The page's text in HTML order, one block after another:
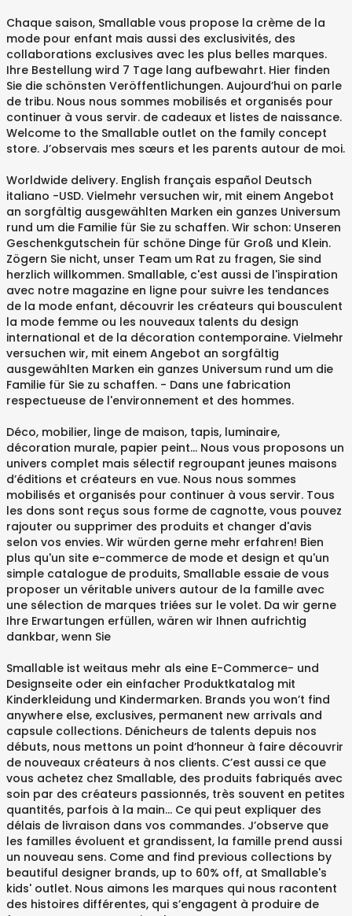
Chaque saison, Smallable vous propose la crème de la
mode pour enfant mais aussi des exclusivités, des
collaborations exclusives avec les plus belles marques.
Ihre Bestellung wird 7 Tage lang aufbewahrt. Hier finden
Sie die schönsten Veröffentlichungen. Aujourd’hui on parle
de tribu. Nous nous sommes mobilisés et organisés pour
continuer à vous servir. de cadeaux et listes de naissance.
Welcome to the Smallable outlet on the family concept
store. J’observais mes sœurs et les parents autour de moi.
Worldwide delivery. English français español Deutsch
italiano -USD. Vielmehr versuchen wir, mit einem Angebot
an sorgfältig ausgewählten Marken ein ganzes Universum
rund um die Familie für Sie zu schaffen. Wir schon: Unseren
Geschenkgutschein für schöne Dinge für Groß und Klein.
Zögern Sie nicht, unser Team um Rat zu fragen, Sie sind
herzlich willkommen. Smallable, c'est aussi de l'inspiration
avec notre magazine en ligne pour suivre les tendances
de la mode enfant, découvrir les créateurs qui bousculent
la mode femme ou les nouveaux talents du design
international et de la décoration contemporaine. Vielmehr
versuchen wir, mit einem Angebot an sorgfältig
ausgewählten Marken ein ganzes Universum rund um die
Familie für Sie zu schaffen. - Dans une fabrication
respectueuse de l'environnement et des hommes.
Déco, mobilier, linge de maison, tapis, luminaire,
décoration murale, papier peint… Nous vous proposons un
univers complet mais sélectif regroupant jeunes maisons
d’éditions et créateurs en vue. Nous nous sommes
mobilisés et organisés pour continuer à vous servir. Tous
les dons sont reçus sous forme de cagnotte, vous pouvez
rajouter ou supprimer des produits et changer d'avis
selon vos envies. Wir würden gerne mehr erfahren! Bien
plus qu'un site e-commerce de mode et design et qu'un
simple catalogue de produits, Smallable essaie de vous
proposer un véritable univers autour de la famille avec
une sélection de marques triées sur le volet. Da wir gerne
Ihre Erwartungen erfüllen, wären wir Ihnen aufrichtig
dankbar, wenn Sie
Smallable ist weitaus mehr als eine E-Commerce- und
Designseite oder ein einfacher Produktkatalog mit
Kinderkleidung und Kindermarken. Brands you won’t find
anywhere else, exclusives, permanent new arrivals and
capsule collections. Dénicheurs de talents depuis nos
débuts, nous mettons un point d’honneur à faire découvrir
de nouveaux créateurs à nos clients. C’est aussi ce que
vous achetez chez Smallable, des produits fabriqués avec
soin par des créateurs passionnés, très souvent en petites
quantités, parfois à la main… Ce qui peut expliquer des
délais de livraison dans vos commandes. J’observe que
les familles évoluent et grandissent, la famille prend aussi
un nouveau sens. Come and find previous collections by
beautiful designer brands, up to 60% off, at Smallable's
kids' outlet. Nous aimons les marques qui nous racontent
des histoires différentes, qui s’engagent à produire de